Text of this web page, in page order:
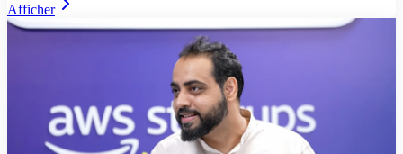
Afficher